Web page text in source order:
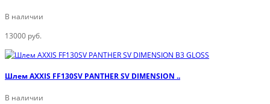
В наличии
13000 руб.
Шлем AXXIS FF130SV PANTHER SV DIMENSION ..
В наличии